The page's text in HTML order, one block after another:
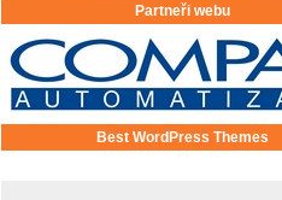
Partneři webu
Best WordPress Themes